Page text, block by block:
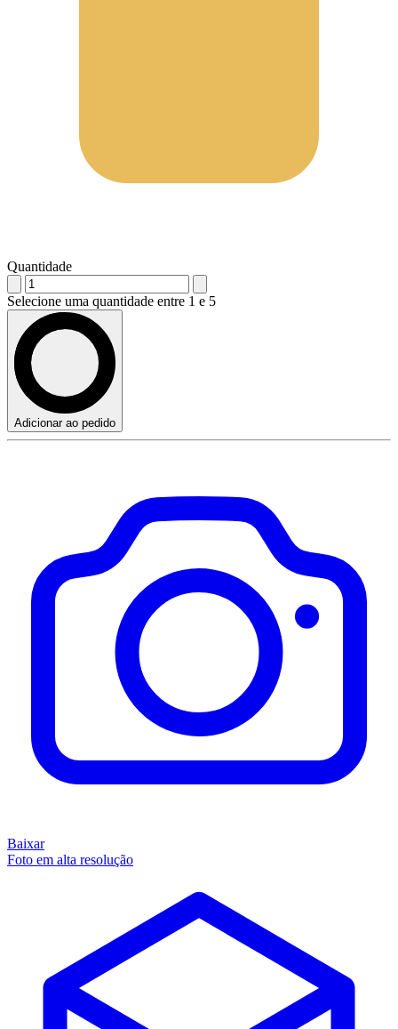
Quantidade
Selecione uma quantidade entre 1 e 5
Adicionar ao pedido
Baixar
Foto em alta resolução